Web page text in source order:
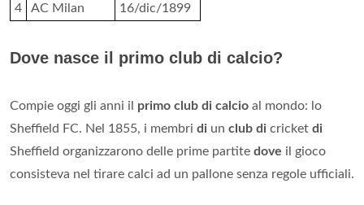
4
AC Milan 16/dic/1899
Dove nasce il primo club di calcio?
Compie oggi gli anni il primo club di calcio al mondo: lo
Sheffield FC. Nel 1855, i membri di un club di cricket di
Sheffield organizzarono delle prime partite dove il gioco
consisteva nel tirare calci ad un pallone senza regole ufficiali.